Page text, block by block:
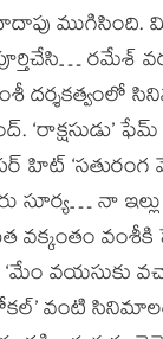
ముగిసింది.
రమేశ్
హిట్ ‘సతురంగ
సూర్య… నా
వక్కంతం
‘మేం వయసుకు
వంటి